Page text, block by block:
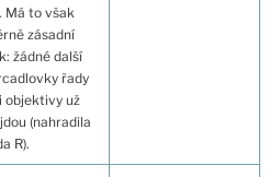
Má to však
zásadní
žádné další
řady
objektivy už
(nahradila
R).